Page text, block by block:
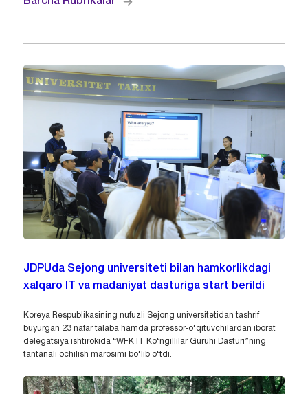
JDPUda Sejong universiteti bilan hamkorlikdagi
xalqaro IT va madaniyat dasturiga start berildi
Koreya Respublikasining nufuzli Sejong universitetidan tashrif
buyurgan 23 nafar talaba hamda professor-o‘qituvchilardan iborat
delegatsiya ishtirokida “WFK IT Ko‘ngillilar Guruhi Dasturi”ning
tantanali ochilish marosimi bo‘lib o‘tdi.